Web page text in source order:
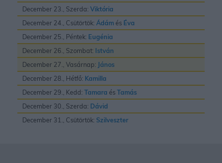
December 23., Szerda: Viktória
December 24., Csütörtök: Ádám és Éva
December 25., Péntek: Eugénia
December 26., Szombat: István
December 27., Vasárnap: János
December 28., Hétfő: Kamilla
December 29., Kedd: Tamara ésTamás
December 30., Szerda: Dávid
December 31., Csütörtök: Szilveszter